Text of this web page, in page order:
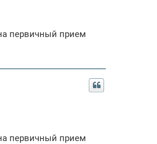
первичный прием
первичный прием